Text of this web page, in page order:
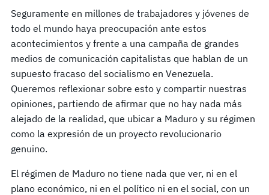
Seguramente en millones de trabajadores y jóvenes de
todo el mundo haya preocupación ante estos
acontecimientos y frente a una campaña de grandes
medios de comunicación capitalistas que hablan de un
supuesto fracaso del socialismo en Venezuela.
Queremos reflexionar sobre esto y compartir nuestras
opiniones, partiendo de afirmar que no hay nada más
alejado de la realidad, que ubicar a Maduro y su régimen
como la expresión de un proyecto revolucionario
genuino.
El régimen de Maduro no tiene nada que ver, ni en el
plano económico, ni en el político ni en el social, con un